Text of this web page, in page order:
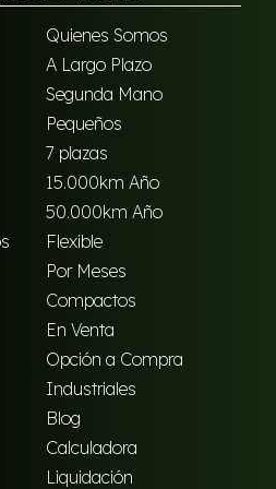
Quienes Somos
A Largo Plazo
Segunda Mano
Pequeños
7 plazas
15.000km Año
50.000km Año
Flexible
Por Meses
Compactos
En Venta
Opción a Compra
Industriales
Blog
Calculadora
Liquidación